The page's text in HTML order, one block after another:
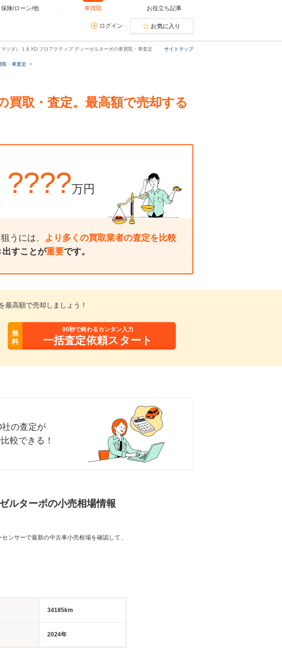
保険/ローン/他 車買取 お役立ち記事
ログイン お気に入り
サイトマップ
ツダ） 1.8 XD プロアクティブ ディーゼルターボの車買取・車査定
取・車査定
買取・査定。最高額で売却する
????万円
うには、
より多くの買取業者の査定を比較
すことが重要です。
最高額で売却しましょう！
無
料
90秒で終わるカンタン入力
一括査定依頼スタート
の査定が
較できる！
ルターボの小売相場情報
ンサーで最新の中古車小売相場を確認して、
34185km
2024年